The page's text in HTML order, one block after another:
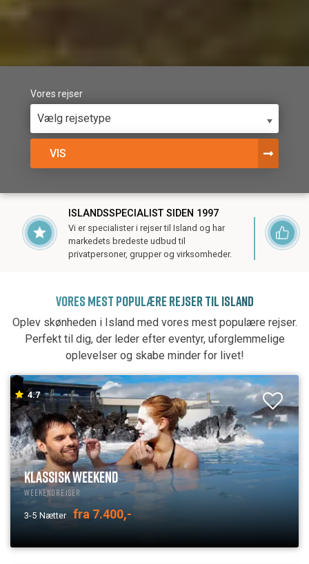
Vores rejser
Vælg rejsetype
VIS
ISLANDSSPECIALIST SIDEN 1997
Vi er specialister i rejser til Island og har
markedets bredeste udbud til
privatpersoner, grupper og virksomheder.
VORES MEST POPULÆRE REJSER TIL ISLAND
Oplev skønheden i Island med vores mest populære rejser.
Perfekt til dig, der leder efter eventyr, uforglemmelige
oplevelser og skabe minder for livet!
4.7
KLASSISK WEEKEND
Weekendrejser
3-5 Nætter fra 7.400,-